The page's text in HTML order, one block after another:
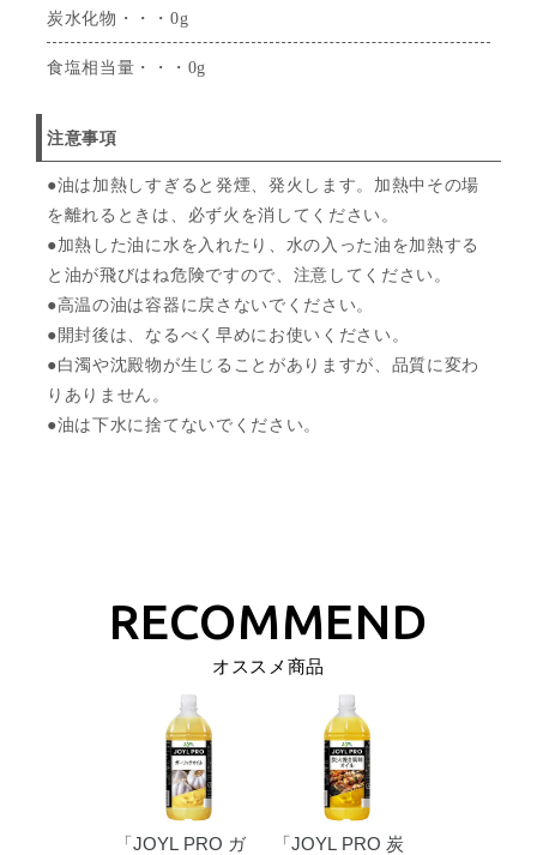
炭水化物・・・0g
食塩相当量・・・0g
注意事項
●油は加熱しすぎると発煙、発火します。加熱中その場
を離れるときは、必ず火を消してください。
●加熱した油に水を入れたり、水の入った油を加熱する
と油が飛びはね危険ですので、注意してください。
●高温の油は容器に戻さないでください。
●開封後は、なるべく早めにお使いください。
●白濁や沈殿物が生じることがありますが、品質に変わ
りありません。
●油は下水に捨てないでください。
オススメ商品
「JOYL PRO ガ
「JOYL PRO 炭